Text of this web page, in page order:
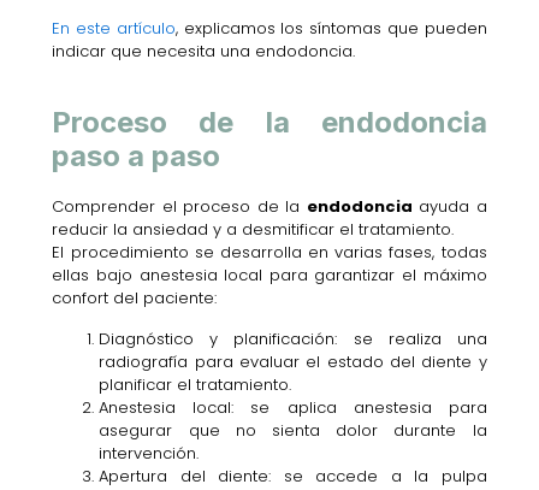
En este artículo, explicamos los síntomas que pueden
indicar que necesita una endodoncia.
Proceso de la endodoncia
paso a paso
Comprender el proceso de la endodoncia ayuda a
reducir la ansiedad y a desmitificar el tratamiento.
El procedimiento se desarrolla en varias fases, todas
ellas bajo anestesia local para garantizar el máximo
confort del paciente:
Diagnóstico y planificación: se realiza una
radiografía para evaluar el estado del diente y
planificar el tratamiento.
Anestesia local: se aplica anestesia para
asegurar que no sienta dolor durante la
intervención.
Apertura del diente: se accede a la pulpa